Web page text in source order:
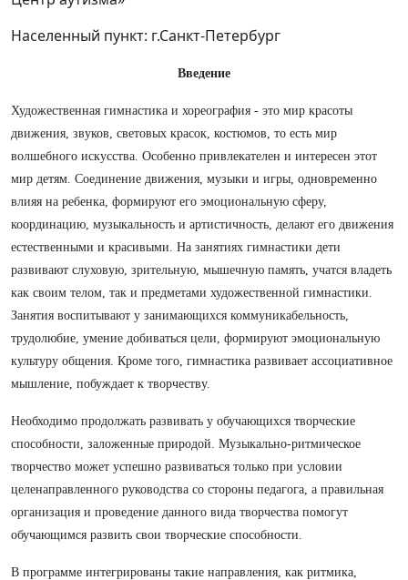
Населенный пункт: г.Санкт-Петербург
Введение
Художественная гимнастика и хореография - это мир красоты
движения, звуков, световых красок, костюмов, то есть мир
волшебного искусства. Особенно привлекателен и интересен этот
мир детям. Соединение движения, музыки и игры, одновременно
влияя на ребенка, формируют его эмоциональную сферу,
координацию, музыкальность и артистичность, делают его движения
естественными и красивыми. На занятиях гимнастики дети
развивают слуховую, зрительную, мышечную память, учатся владеть
как своим телом, так и предметами художественной гимнастики.
Занятия воспитывают у занимающихся коммуникабельность,
трудолюбие, умение добиваться цели, формируют эмоциональную
культуру общения. Кроме того, гимнастика развивает ассоциативное
мышление, побуждает к творчеству.
Необходимо продолжать развивать у обучающихся творческие
способности, заложенные природой. Музыкально-ритмическое
творчество может успешно развиваться только при условии
целенаправленного руководства со стороны педагога, а правильная
организация и проведение данного вида творчества помогут
обучающимся развить свои творческие способности.
В программе интегрированы такие направления, как ритмика,